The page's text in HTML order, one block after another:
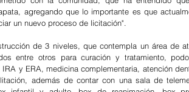
agregando que lo importante es que
un nuevo proceso de licitación".
de 3 niveles, que contempla un área de
entre otros para curación y tratamiento,
y ERA, medicina complementaria, atención
además de contar con una sala de